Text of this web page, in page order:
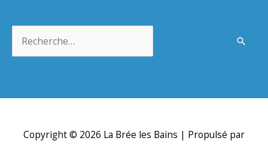
Copyright © 2026 La Brée les Bains | Propulsé par